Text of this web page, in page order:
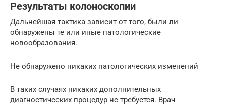
Результаты колоноскопии
Дальнейшая тактика зависит от того, были ли
обнаружены те или иные патологические
новообразования.
Не обнаружено никаких патологических изменений
В таких случаях никаких дополнительных
диагностических процедур не требуется. Врач